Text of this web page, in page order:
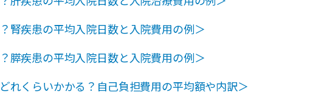
腎疾患の平均入院日数と入院費用の例＞
膵疾患の平均入院日数と入院費用の例＞
れくらいかかる？自己負担費用の平均額や内訳＞